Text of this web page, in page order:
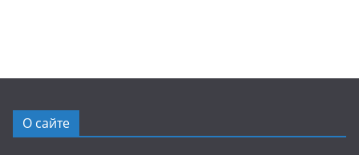
О сайте